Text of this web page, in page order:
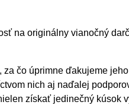
na originálny vianočný
čo úprimne ďakujeme
nich aj naďalej
získať jedinečný